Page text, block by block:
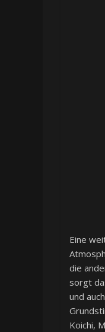
Eine
die
sorgt
und
Koichi,